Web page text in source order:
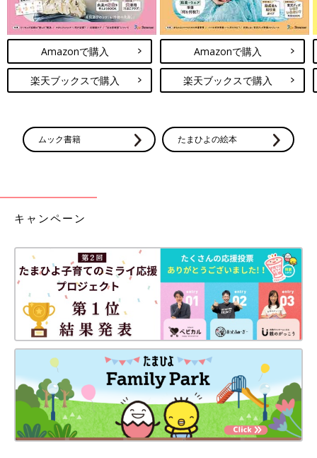
Amazonで購入
楽天ブックスで購入
Amazonで購入
楽天ブックスで購入
ムック書籍 たまひよの絵本
キャンペーン